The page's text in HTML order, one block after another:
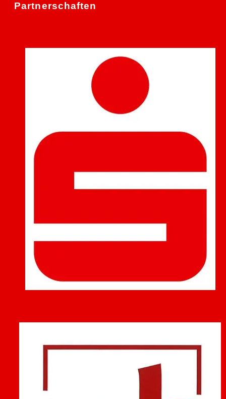
Partnerschaften